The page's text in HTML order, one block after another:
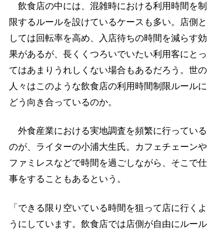
飲食店の中には、混雑時における利用時間を制
限するルールを設けているケースも多い。店側と
しては回転率を高め、入店待ちの時間を減らす効
果があるが、長くくつろいでいたい利用客にとっ
てはあまりうれしくない場合もあるだろう。世の
人々はこのような飲食店の利用時間制限ルールに
どう向き合っているのか。
外食産業における実地調査を頻繁に行っている
のが、ライターの小浦大生氏。カフェチェーンや
ファミレスなどで時間を過ごしながら、そこで仕
事をすることもあるという。
「できる限り空いている時間を狙って店に行くよ
うにしています。飲食店では店側が自由にルール